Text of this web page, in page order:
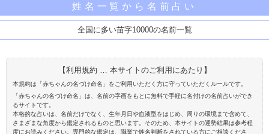
姓名一覧から名前占い
全国に多い苗字10000の名前一覧
【利用規約 … 本サイトのご利用にあたり】
本規約は「赤ちゃんの名づけ命名」をご利用いただく方に守っていただくルールです。
「赤ちゃんの名づけ命名」は、名前の字画をもとに無料で手軽に名付けの名前占いができ
るサイトです。
本格的な占いは、名前だけでなく、生年月日や血液型をはじめ、周りの環境まで含めて、
さまざまな角度から鑑定されるものと思います。そのため、本サイトの運勢結果は参考程
度にお読みください。専門的な鑑定は、職業で姓名判断をされている方にご相談くださ